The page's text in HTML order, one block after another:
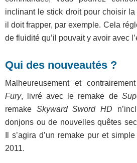
inclinant le stick droit pour choisir
il doit frapper, par exemple. Cela
de fluidité qu’il pouvait y avoir avec
Qui des nouveautés ?
Malheureusement et
Fury, livré avec le remake de
remake Skyward Sword HD
donjons ou de nouvelles quêtes
Il s’agira d’un remake pur et
2011.